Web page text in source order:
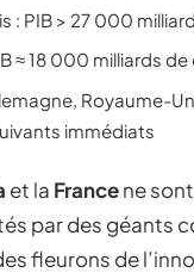
: PIB > 27 000
≈ 18 000 milliards de
Royaume-
immédiats
et la Francene
par des géants
fleurons de